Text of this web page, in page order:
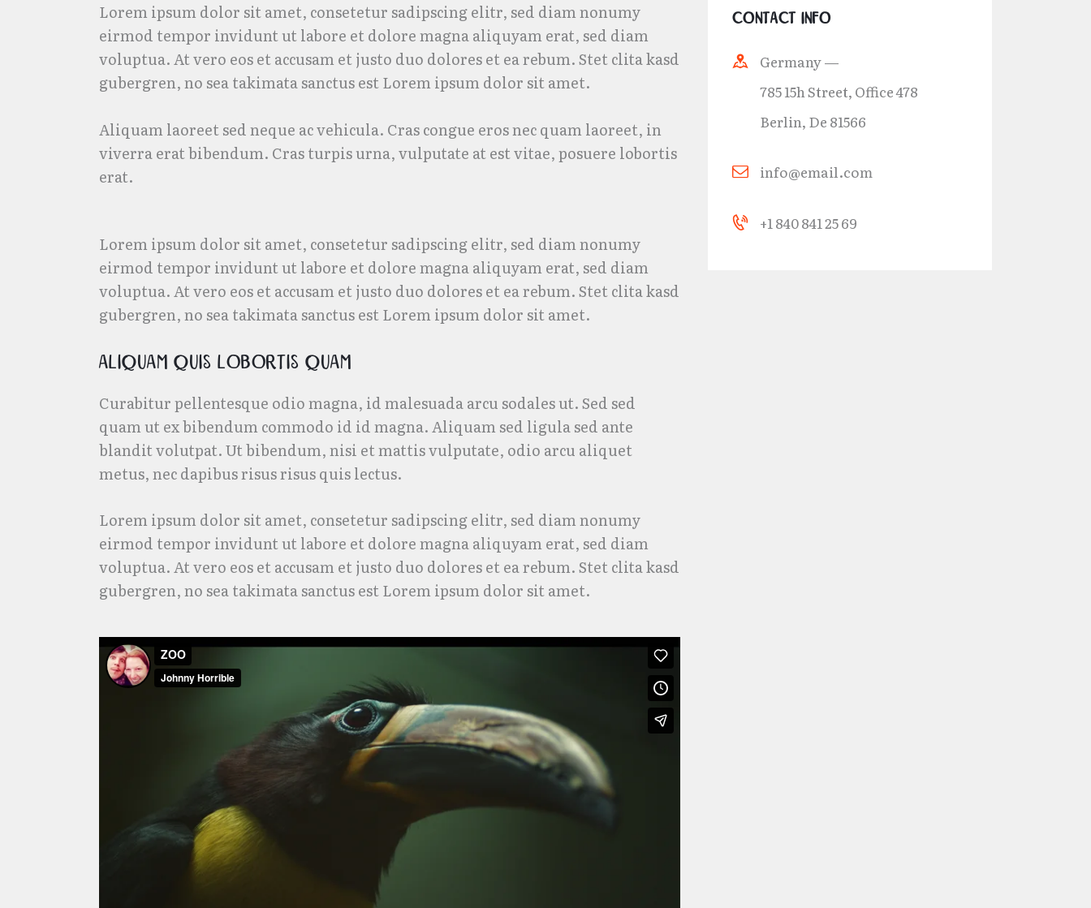
Lorem ipsum dolor sit amet, consetetur sadipscing elitr, sed diam nonumy
eirmod tempor invidunt ut labore et dolore magna aliquyam erat, sed diam
voluptua. At vero eos et accusam et justo duo dolores et ea rebum. Stet clita kasd
gubergren, no sea takimata sanctus est Lorem ipsum dolor sit amet.
Aliquam laoreet sed neque ac vehicula. Cras congue eros nec quam laoreet, in
viverra erat bibendum. Cras turpis urna, vulputate at est vitae, posuere lobortis
erat.
Lorem ipsum dolor sit amet, consetetur sadipscing elitr, sed diam nonumy
eirmod tempor invidunt ut labore et dolore magna aliquyam erat, sed diam
voluptua. At vero eos et accusam et justo duo dolores et ea rebum. Stet clita kasd
gubergren, no sea takimata sanctus est Lorem ipsum dolor sit amet.
Aliquam quis lobortis quam
Curabitur pellentesque odio magna, id malesuada arcu sodales ut. Sed sed
quam ut ex bibendum commodo id id magna. Aliquam sed ligula sed ante
blandit volutpat. Ut bibendum, nisi et mattis vulputate, odio arcu aliquet
metus, nec dapibus risus risus quis lectus.
Lorem ipsum dolor sit amet, consetetur sadipscing elitr, sed diam nonumy
eirmod tempor invidunt ut labore et dolore magna aliquyam erat, sed diam
voluptua. At vero eos et accusam et justo duo dolores et ea rebum. Stet clita kasd
gubergren, no sea takimata sanctus est Lorem ipsum dolor sit amet.
Contact Info
Germany —
785 15h Street, Office 478
Berlin, De 81566
info@email.com
+1 840 841 25 69